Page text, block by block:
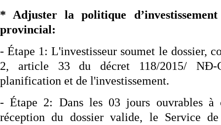
* Adjuster la politique
provincial:
- Étape 1: L'investisseur soumet le dossier,
2, article 33 du décret 118/2015/
planification et de l'investissement.
- Étape 2: Dans les 03 jours ouvrables à
réception du dossier valide, le Service